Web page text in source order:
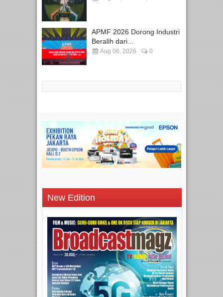
APMF 2026 Dorong Industri
Beralih dari...
Aug 06, 2026 0
New Edition